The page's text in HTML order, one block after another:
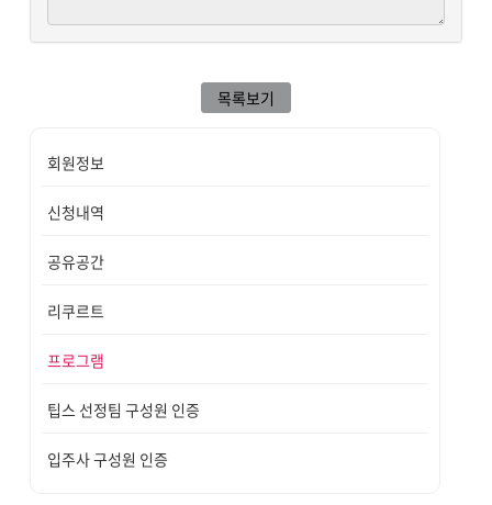
목록보기
회원정보
신청내역
공유공간
리쿠르트
프로그램
팁스 선정팀 구성원 인증
입주사 구성원 인증